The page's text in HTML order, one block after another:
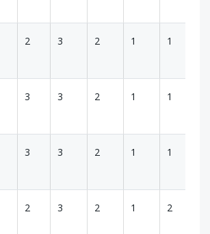
2 3 2 1 1
3 3 2 1 1
3 3 2 1 1
2 3 2 1 2